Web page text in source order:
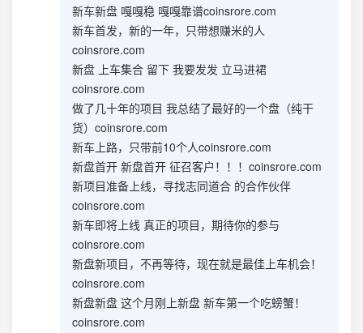
新车新盘 嘎嘎稳 嘎嘎靠谱coinsrore.com
新车首发，新的一年，只带想赚米的人
coinsrore.com
新盘 上车集合 留下 我要发发 立马进裙
coinsrore.com
做了几十年的项目 我总结了最好的一个盘（纯干
货）coinsrore.com
新车上路，只带前10个人coinsrore.com
新盘首开 新盘首开 征召客户！！！coinsrore.com
新项目准备上线，寻找志同道合 的合作伙伴
coinsrore.com
新车即将上线 真正的项目，期待你的参与
coinsrore.com
新盘新项目，不再等待，现在就是最佳上车机会！
coinsrore.com
新盘新盘 这个月刚上新盘 新车第一个吃螃蟹！
coinsrore.com